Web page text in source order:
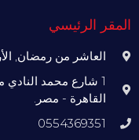
المقر الرئيسي
العاشر من رمضان, الأردنية,
1 شارع محمد
القاهرة - مصر.
0554369351